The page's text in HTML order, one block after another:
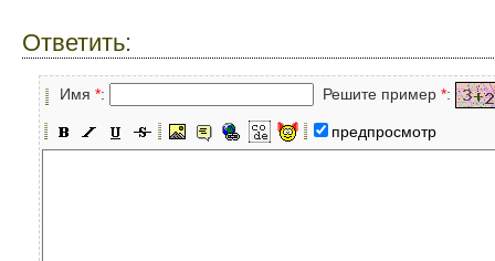
Ответить:
Имя *: Решите пример *:
предпросмотр